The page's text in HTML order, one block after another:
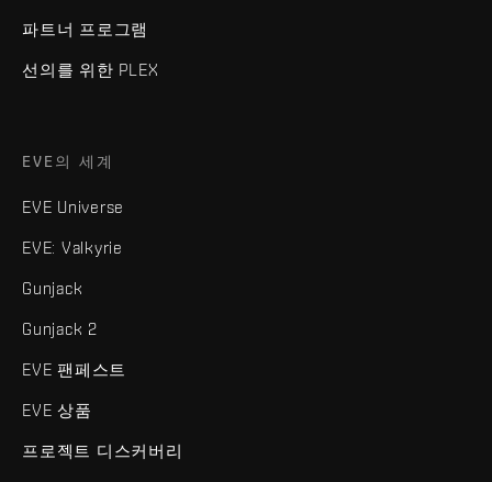
파트너 프로그램
선의를 위한 PLEX
EVE의 세계
EVE Universe
EVE: Valkyrie
Gunjack
Gunjack 2
EVE 팬페스트
EVE 상품
프로젝트 디스커버리